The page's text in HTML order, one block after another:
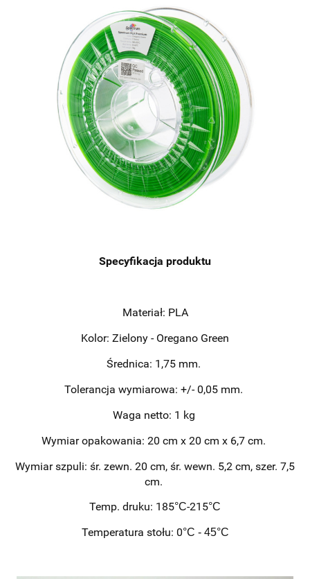
Specyfikacja produktu
Materiał: PLA
Kolor: Zielony - Oregano Green
Średnica: 1,75 mm.
Tolerancja wymiarowa: +/- 0,05 mm.
Waga netto: 1 kg
Wymiar opakowania: 20 cm x 20 cm x 6,7 cm.
Wymiar szpuli: śr. zewn. 20 cm, śr. wewn. 5,2 cm, szer. 7,5
cm.
Temp. druku: 185°C-215°C
Temperatura stołu: 0°C - 45°C